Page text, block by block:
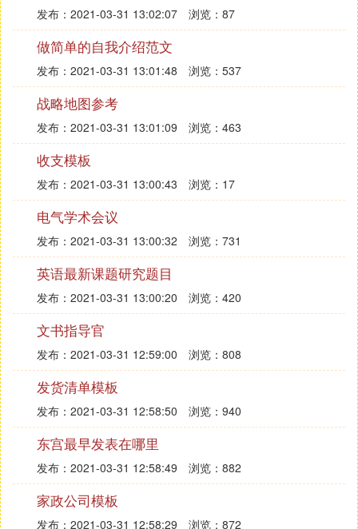
发布：2021-03-31 13:02:07 浏览：87
做简单的自我介绍范文
发布：2021-03-31 13:01:48 浏览：537
战略地图参考
发布：2021-03-31 13:01:09 浏览：463
收支模板
发布：2021-03-31 13:00:43 浏览：17
电气学术会议
发布：2021-03-31 13:00:32 浏览：731
英语最新课题研究题目
发布：2021-03-31 13:00:20 浏览：420
文书指导官
发布：2021-03-31 12:59:00 浏览：808
发货清单模板
发布：2021-03-31 12:58:50 浏览：940
东宫最早发表在哪里
发布：2021-03-31 12:58:49 浏览：882
家政公司模板
发布：2021-03-31 12:58:29 浏览：872